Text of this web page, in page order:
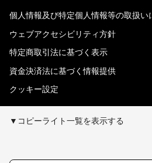
個人情報及び特定個人情報等の取扱い
ウェブアクセシビリティ方針
特定商取引法に基づく表示
資金決済法に基づく情報提供
クッキー設定
▼コピーライト一覧を表示する